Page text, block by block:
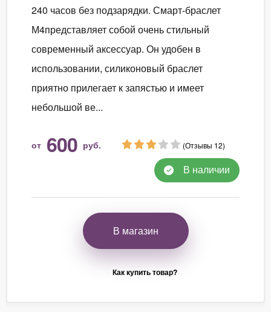
240 часов без подзарядки. Смарт-браслет
М4представляет собой очень стильный
современный аксессуар. Он удобен в
использовании, силиконовый браслет
приятно прилегает к запястью и имеет
небольшой ве...
от 600 руб. (Отзывы 12)
В наличии
В магазин
Как купить товар?